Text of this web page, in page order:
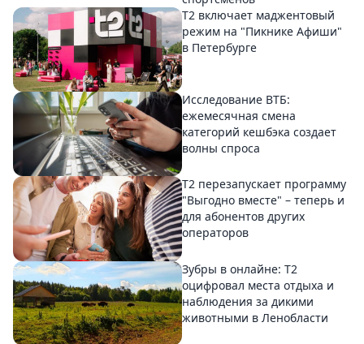
Т2 включает маджентовый
режим на "Пикнике Афиши"
в Петербурге
Исследование ВТБ:
ежемесячная смена
категорий кешбэка создает
волны спроса
Т2 перезапускает программу
"Выгодно вместе" – теперь и
для абонентов других
операторов
Зубры в онлайне: Т2
оцифровал места отдыха и
наблюдения за дикими
животными в Ленобласти